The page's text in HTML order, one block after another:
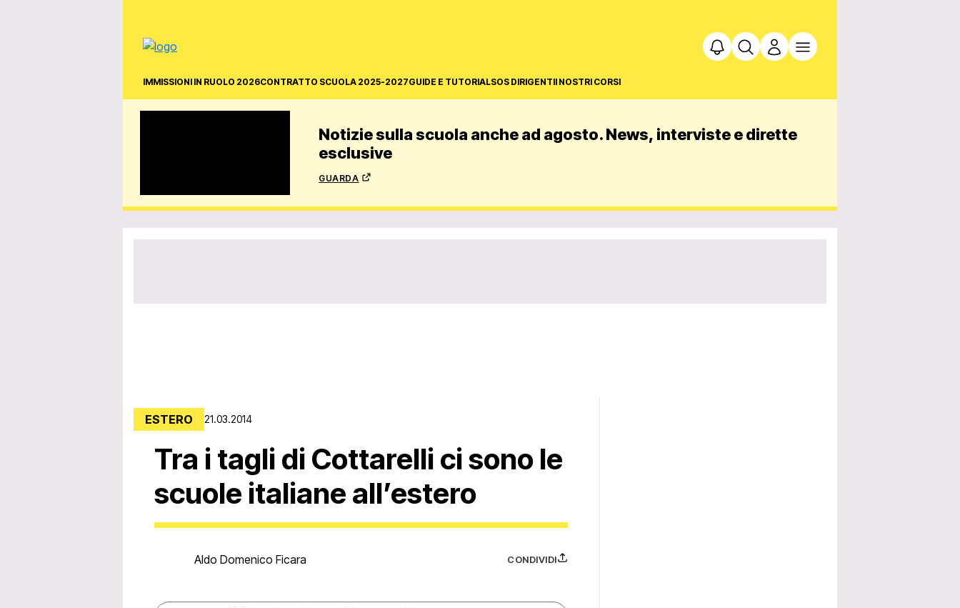
IMMISSIONI IN RUOLO 2026CONTRATTO SCUOLA 2025-2027GUIDE E TUTORIALSOS DIRIGENTII NOSTRI CORSI
Notizie sulla scuola anche ad agosto. News, interviste e dirette
esclusive
guarda
ESTERO 21.03.2014
Tra i tagli di Cottarelli ci sono le
scuole italiane all’estero
Aldo Domenico Ficara CONDIVIDI